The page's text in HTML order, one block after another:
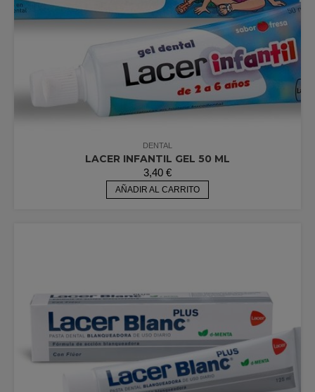
DENTAL
LACER INFANTIL GEL 50 ML
3,40 €
AÑADIR AL CARRITO